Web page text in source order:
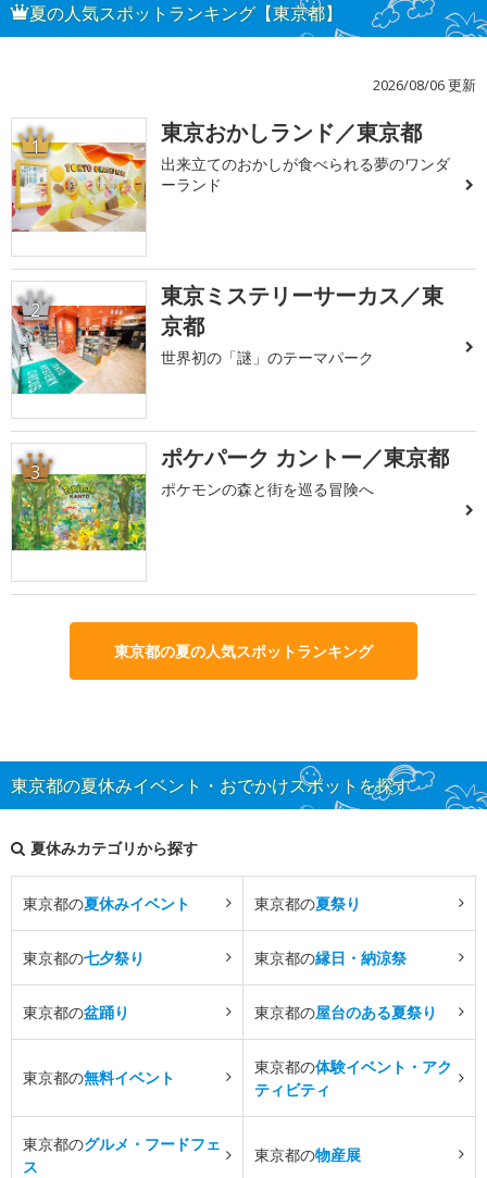
夏の人気スポットランキング【東京都】
2026/08/06 更新
1 東京おかしランド／東京都
出来立てのおかしが食べられる夢のワンダ
ーランド
2
東京ミステリーサーカス／東
京都
世界初の「謎」のテーマパーク
3 ポケパーク カントー／東京都
ポケモンの森と街を巡る冒険へ
東京都の夏の人気スポットランキング
東京都の夏休みイベント・おでかけスポットを探す
夏休みカテゴリから探す
東京都の夏休みイベント 東京都の夏祭り
東京都の七夕祭り 東京都の縁日・納涼祭
東京都の盆踊り 東京都の屋台のある夏祭り
東京都の無料イベント
東京都の体験イベント・アク
ティビティ
東京都のグルメ・フードフェ
ス
東京都の物産展